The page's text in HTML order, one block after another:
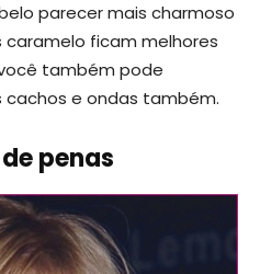
parecer mais charmoso
ficam melhores
também pode
e ondas também.
penas